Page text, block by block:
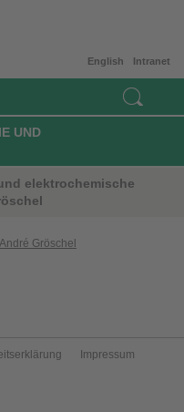
Intranet
English
UND
elektrochemische
Gröschel
Impressum